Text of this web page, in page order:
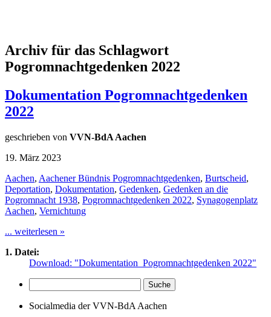
Archiv für das Schlagwort
Pogromnachtgedenken 2022
Dokumentation Pogromnachtgedenken
2022
geschrieben von VVN-BdA Aachen
19. März 2023
Aachen, Aachener Bündnis Pogromnachtgedenken, Burtscheid,
Deportation, Dokumentation, Gedenken, Gedenken an die
Pogromnacht 1938, Pogromnachtgedenken 2022, Synagogenplatz
Aachen, Vernichtung
... weiterlesen »
1. Datei:
Download: "Dokumentation_Pogromnachtgedenken 2022"
Socialmedia der VVN-BdA Aachen